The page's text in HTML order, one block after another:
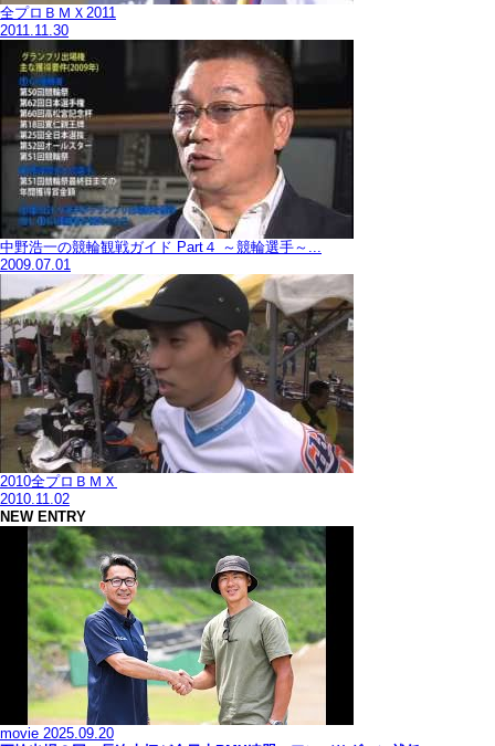
全プロＢＭＸ2011
2011.11.30
中野浩一の競輪観戦ガイド Part４ ～競輪選手～...
2009.07.01
2010全プロＢＭＸ
2010.11.02
NEW ENTRY
movie 2025.09.20